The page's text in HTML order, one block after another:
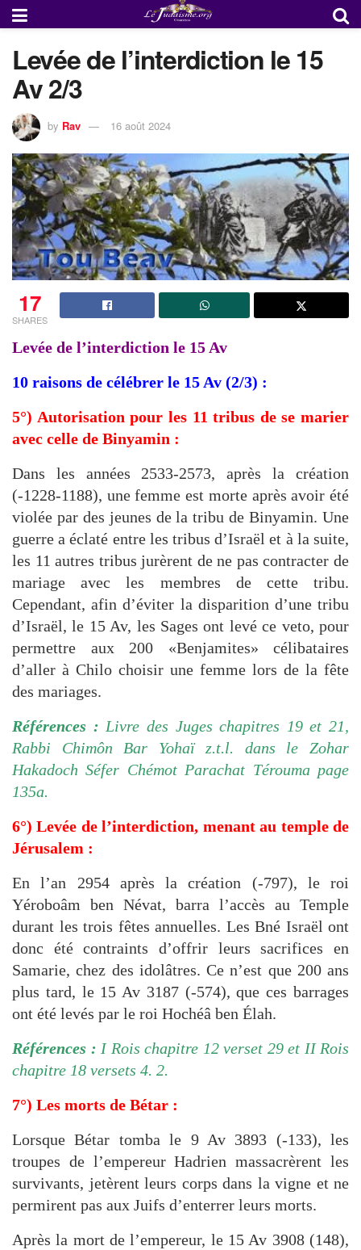
Levée de l’interdiction le 15
Av 2/3
by Rav 16 août 2024
17
SHARES
Levée de l’interdiction le 15 Av
10 raisons de célébrer le 15 Av (2/3) :
5°) Autorisation pour les 11 tribus de se marier
avec celle de Binyamin :
Dans les années 2533-2573, après la création
(-1228-1188), unefemme est morte après avoir été
violée par des jeunes de latribu de Binyamin. Une
guerre a éclaté entre les tribus d’Israëlet à la suite,
les 11 autres tribus jurèrent de ne pas contracter de
mariage avec les membres de cette tribu.
Cependant, afin d’éviter la disparition d’une tribu
d’Israël, le 15 Av, les Sages ont levé ce veto, pour
permettre aux 200 «Benjamites» célibataires
d’aller à Chilo choisir une femme lors de la fête
des mariages.
Références : Livre des Juges chapitres 19 et 21,
Rabbi Chimôn Bar Yohaïz.t.l. dans le Zohar
Hakadoch Séfer Chémot Parachat Térouma page
135a.
6°) Levée de l’interdiction, menant au temple de
Jérusalem :
En l’an 2954 après la création (-797), le roi
Yéroboâm ben Névat, barra l’accès au Temple
durant les trois fêtes annuelles. Les Bné Israël ont
donc été contraints d’offrir leurs sacrifices en
Samarie, chez des idolâtres. Ce n’est que 200 ans
plus tard, le 15 Av 3187 (-574), que ces barrages
ont été levés par le roi Hochéâ ben Élah.
Références : I Rois chapitre 12 verset 29 et II Rois
chapitre 18 versets 4. 2.
7°) Les morts de Bétar :
Lorsque Bétar tomba le 9 Av 3893 (-133), les
troupes de l’empereur Hadrien massacrèrent les
survivants, jetèrent leurs corps dans la vigne et ne
permirent pas aux Juifs d’enterrer leurs morts.
Après la mort de l’empereur, le 15 Av 3908 (148),